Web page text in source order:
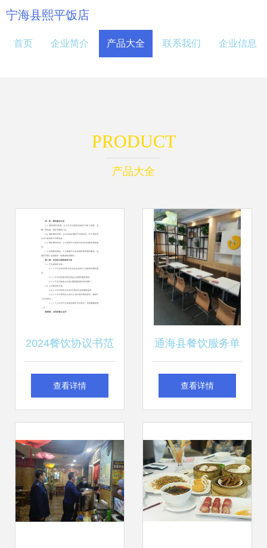
宁海县熙平饭店
首页 企业简介 产品大全 联系我们 企业信息
PRODUCT
产品大全
2024餐饮协议书范
文
查看详情
通海县餐饮服务单
位红黑榜（第七
查看详情